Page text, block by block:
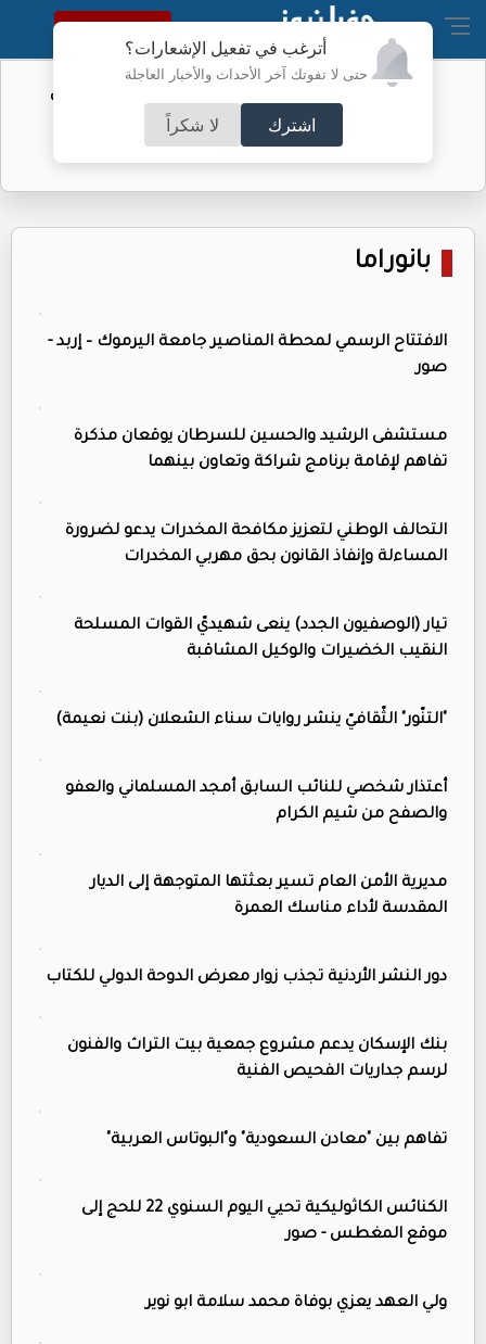
أترغب في تفعيل الإشعارات؟
حتى لا تفوتك آخر الأحداث والأخبار العاجلة
اشترك لا شكراً
النسخة الكاملة
الفيفا يحول مستحقات الأردن المالية من
كأس العرب
بانوراما
الافتتاح الرسمي لمحطة المناصير جامعة اليرموك – إربد -
صور
مستشفى الرشيد والحسين للسرطان يوقعان مذكرة
تفاهم لإقامة برنامج شراكة وتعاون بينهما
التحالف الوطني لتعزيز مكافحة المخدرات يدعو لضرورة
المساءلة وإنفاذ القانون بحق مهربي المخدرات
تيار (الوصفيون الجدد) ينعى شهيديّ القوات المسلحة
النقيب الخضيرات والوكيل المشاقبة
"التنّور" الثّقافيّ ينشر روايات سناء الشعلان (بنت نعيمة)
أعتذار شخصي للنائب السابق أمجد المسلماني والعفو
والصفح من شيم الكرام
مديرية الأمن العام تسير بعثتها المتوجهة إلى الديار
المقدسة لأداء مناسك العمرة
دور النشر الأردنية تجذب زوار معرض الدوحة الدولي للكتاب
بنك الإسكان يدعم مشروع جمعية بيت التراث والفنون
لرسم جداريات الفحيص الفنية
تفاهم بين "معادن السعودية" و"البوتاس العربية"
الكنائس الكاثوليكية تحيي اليوم السنوي 22 للحج إلى
موقع المغطس - صور
ولي العهد يعزي بوفاة محمد سلامة ابو نوير